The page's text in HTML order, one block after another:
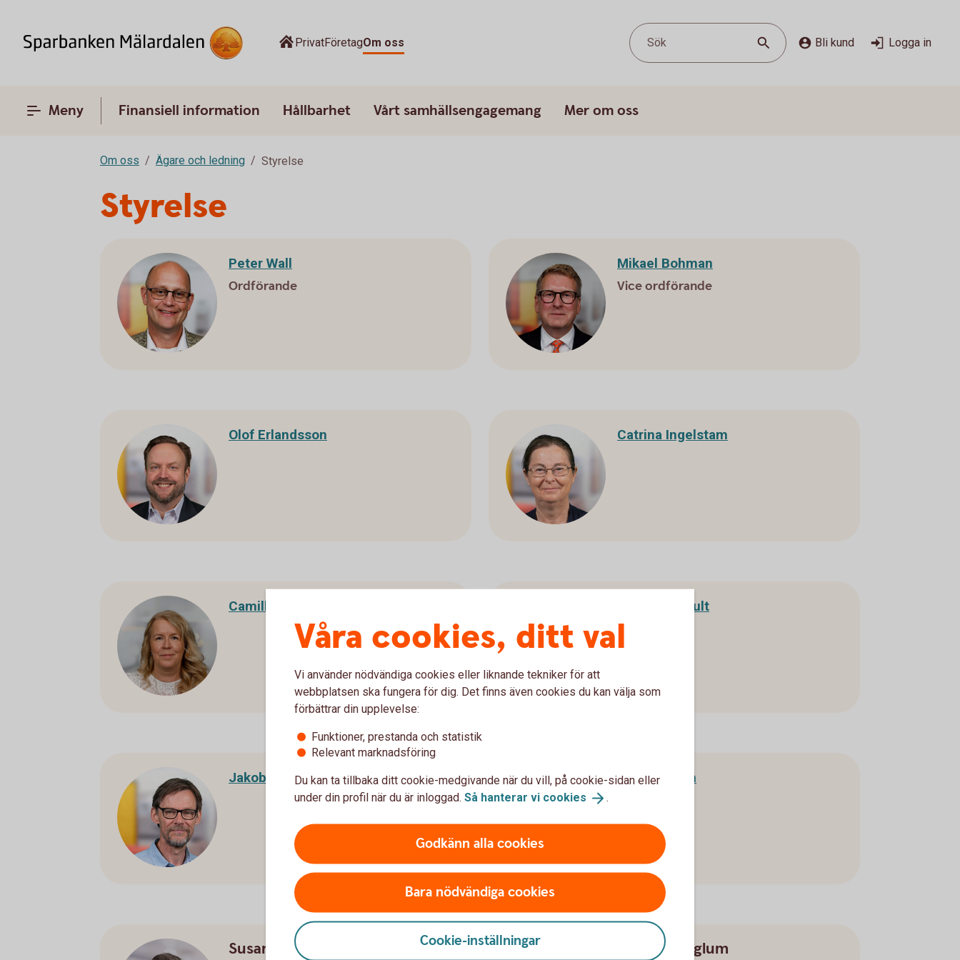
PrivatFöretagOm oss Sök Bli kund Logga in
Meny Finansiell information Hållbarhet Vårt samhällsengagemang Mer om oss
Om oss Ägare och ledning Styrelse
Styrelse
Peter Wall
Ordförande
Mikael Bohman
Vice ordförande
Olof Erlandsson Catrina Ingelstam
Camilla Johnsson Johan Liljehult
Jakob Nordin Anna Peyron
Susanne Sirby Jessica Tinglum
Våra cookies, ditt val
Vi använder nödvändiga cookies eller liknande tekniker för att
webbplatsen ska fungera för dig. Det finns även cookies du kan välja som
förbättrar din upplevelse:
Funktioner, prestanda och statistik
Relevant marknadsföring
Du kan ta tillbaka ditt cookie-medgivande när du vill, på cookie-sidan eller
under din profil när du är inloggad. Så hanterar vi cookies .
Godkänn alla cookies
Bara nödvändiga cookies
Cookie-inställningar